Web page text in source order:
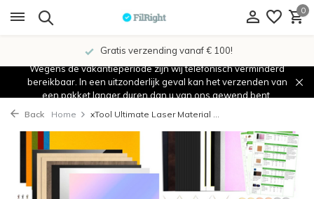
0
Gratis verzending vanaf € 100!
Wegens de vakantieperiode zijn wij telefonisch verminderd
bereikbaar. In een uitzonderlijk geval kan het verzenden van
een pakket langer duren dan u van ons gewend bent.
Back Home xTool Ultimate Laser Material ...